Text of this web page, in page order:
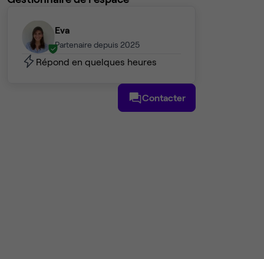
Eva
Partenaire depuis 2025
Répond en quelques heures
Contacter